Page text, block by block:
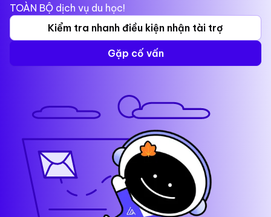
TOÀN BỘ dịch vụ du học!
Kiểm tra nhanh điều kiện nhận tài trợ
Gặp cố vấn